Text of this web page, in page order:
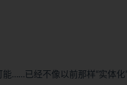
能……已经不像以前那样“实体